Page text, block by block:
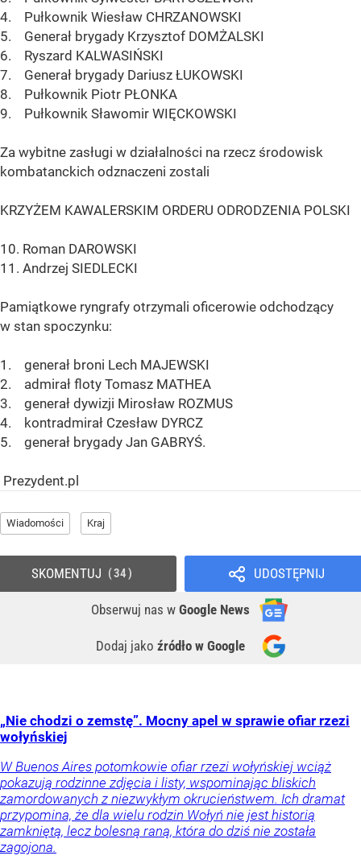
4. Pułkownik Wiesław CHRZANOWSKI
5. Generał brygady Krzysztof DOMŻALSKI
6. Ryszard KALWASIŃSKI
7. Generał brygady Dariusz ŁUKOWSKI
8. Pułkownik Piotr PŁONKA
9. Pułkownik Sławomir WIĘCKOWSKI
Za wybitne zasługi w działalności na rzecz środowisk
kombatanckich odznaczeni zostali
KRZYŻEM KAWALERSKIM ORDERU ODRODZENIA POLSKI
10. Roman DAROWSKI
11. Andrzej SIEDLECKI
Pamiątkowe ryngrafy otrzymali oficerowie odchodzący
w stan spoczynku:
1. generał broni Lech MAJEWSKI
2. admirał floty Tomasz MATHEA
3. generał dywizji Mirosław ROZMUS
4. kontradmirał Czesław DYRCZ
5. generał brygady Jan GABRYŚ.
Prezydent.pl
Wiadomości Kraj
UDOSTĘPNIJ
Obserwuj nas w Google News
Dodaj jako źródło w Google
SKOMENTUJ 34
„Nie chodzi o zemstę”. Mocny apel w sprawie ofiar rzezi
wołyńskiej
W Buenos Aires potomkowie ofiar rzezi wołyńskiej wciąż
pokazują rodzinne zdjęcia i listy, wspominając bliskich
zamordowanych z niezwykłym okrucieństwem. Ich dramat
przypomina, że dla wielu rodzin Wołyń nie jest historią
zamkniętą, lecz bolesną raną, która do dziś nie została
zagojona.